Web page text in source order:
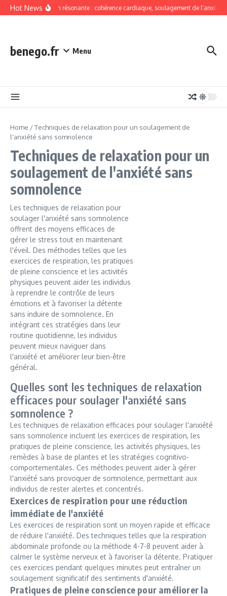
Skip to content
Hot News
Respiration résonante : cohérence cardiaque, soulagement de l’anxiété
benego.fr Menu
Home /Techniques de relaxation pour un soulagement de
l'anxiété sans somnolence
Techniques de relaxation pour un
soulagement de l'anxiété sans
somnolence
Les techniques de relaxation pour
soulager l'anxiété sans somnolence
offrent des moyens efficaces de
gérer le stress tout en maintenant
l'éveil. Des méthodes telles que les
exercices de respiration, les pratiques
de pleine conscience et les activités
physiques peuvent aider les individus
à reprendre le contrôle de leurs
émotions et à favoriser la détente
sans induire de somnolence. En
intégrant ces stratégies dans leur
routine quotidienne, les individus
peuvent mieux naviguer dans
l'anxiété et améliorer leur bien-être
général.
Quelles sont les techniques de relaxation
efficaces pour soulager l'anxiété sans
somnolence ?
Les techniques de relaxation efficaces pour soulager l'anxiété
sans somnolence incluent les exercices de respiration, les
pratiques de pleine conscience, les activités physiques, les
remèdes à base de plantes et les stratégies cognitivo-
comportementales. Ces méthodes peuvent aider à gérer
l'anxiété sans provoquer de somnolence, permettant aux
individus de rester alertes et concentrés.
Exercices de respiration pour une réduction
immédiate de l'anxiété
Les exercices de respiration sont un moyen rapide et efficace
de réduire l'anxiété. Des techniques telles que la respiration
abdominale profonde ou la méthode 4-7-8 peuvent aider à
calmer le système nerveux et à favoriser la détente. Pratiquer
ces exercices pendant quelques minutes peut entraîner un
soulagement significatif des sentiments d'anxiété.
Pratiques de pleine conscience pour améliorer la